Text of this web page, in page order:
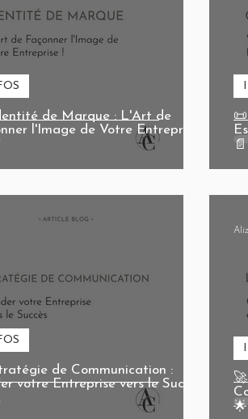
de Marque : L'Art de
l'Image de Votre Entreprise !
📄
de Communication :
votre Entreprise vers le Succès
🌟